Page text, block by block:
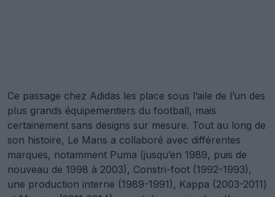
Ce passage chez Adidas les place sous l’aile de l’un des
plus grands équipementiers du football, mais
certainement sans designs sur mesure. Tout au long de
son histoire, Le Mans a collaboré avec différentes
marques, notamment Puma (jusqu’en 1989, puis de
nouveau de 1998 à 2003), Constri-foot (1992-1993),
une production interne (1989-1991), Kappa (2003-2011)